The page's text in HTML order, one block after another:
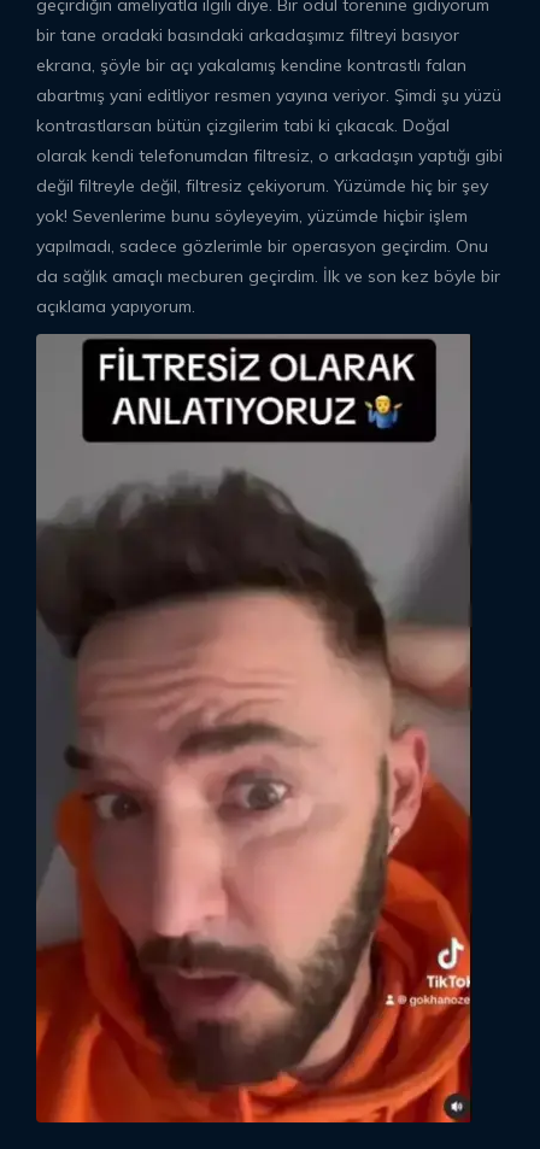
geçirdiğin ameliyatla ilgili diye. Bir ödül törenine gidiyorum
bir tane oradaki basındaki arkadaşımız filtreyi basıyor
ekrana, şöyle bir açı yakalamış kendine kontrastlı falan
abartmış yani editliyor resmen yayına veriyor. Şimdi şu yüzü
kontrastlarsan bütün çizgilerim tabi ki çıkacak. Doğal
olarak kendi telefonumdan filtresiz, o arkadaşın yaptığı gibi
değil filtreyle değil, filtresiz çekiyorum. Yüzümde hiç bir şey
yok! Sevenlerime bunu söyleyeyim, yüzümde hiçbir işlem
yapılmadı, sadece gözlerimle bir operasyon geçirdim. Onu
da sağlık amaçlı mecburen geçirdim. İlk ve son kez böyle bir
açıklama yapıyorum.